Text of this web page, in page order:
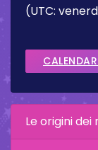
(UTC:
Le origini